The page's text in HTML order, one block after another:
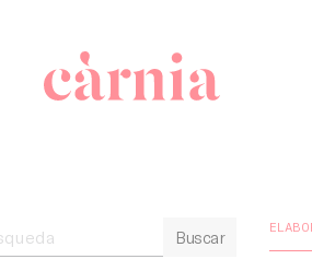
Buscar